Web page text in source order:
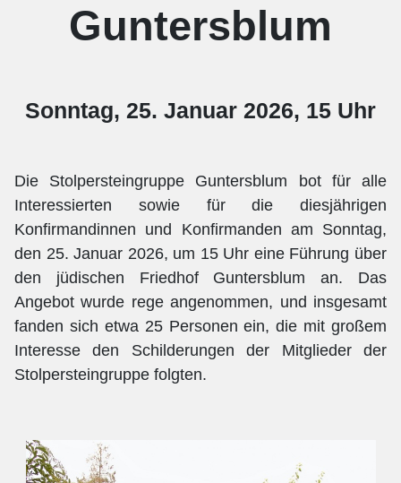
Guntersblum
Sonntag, 25. Januar 2026, 15 Uhr
Die Stolpersteingruppe Guntersblum bot für alle
Interessierten sowie für die diesjährigen
Konfirmandinnen und Konfirmanden am Sonntag,
den 25. Januar 2026, um 15 Uhr eine Führung über
den jüdischen Friedhof Guntersblum an. Das
Angebot wurde rege angenommen, und insgesamt
fanden sich etwa 25 Personen ein, die mit großem
Interesse den Schilderungen der Mitglieder der
Stolpersteingruppe folgten.